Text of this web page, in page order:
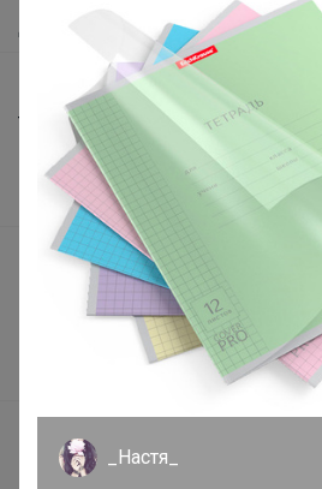
Доставка
Шоурумы
Торговые марки
Наша команда
В наличии
Подарочные сертификаты
Реклама на сайте
Поставщикам
support@24-ok.ru
Написать в поддержку
_Настя_